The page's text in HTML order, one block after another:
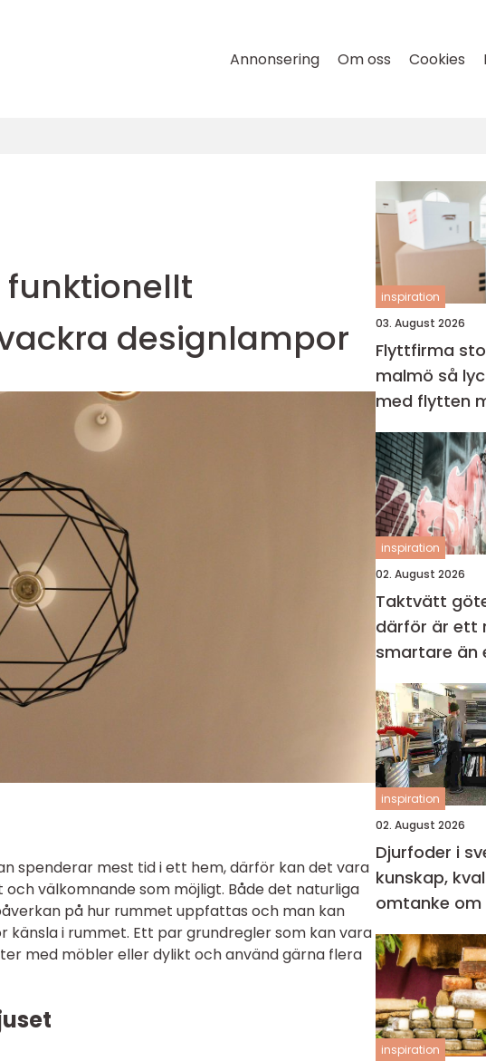
Annonsering Om oss Cookies
funktionellt
designlampor
spenderar mest tid i ett hem, därför kan det vara
välkomnande som möjligt. Både det naturliga
på hur rummet uppfattas och man kan
känsla i rummet. Ett par grundregler som kan vara
med möbler eller dylikt och använd gärna flera
inspiration
03. August 2026
Flyttfirma
malmö så lyckas du
med flytten
sveriges
inspiration
02. August 2026
Taktvätt
därför är ett
smartare än
inspiration
02. August 2026
Djurfoder i
kunskap,
omtanke om
inspiration